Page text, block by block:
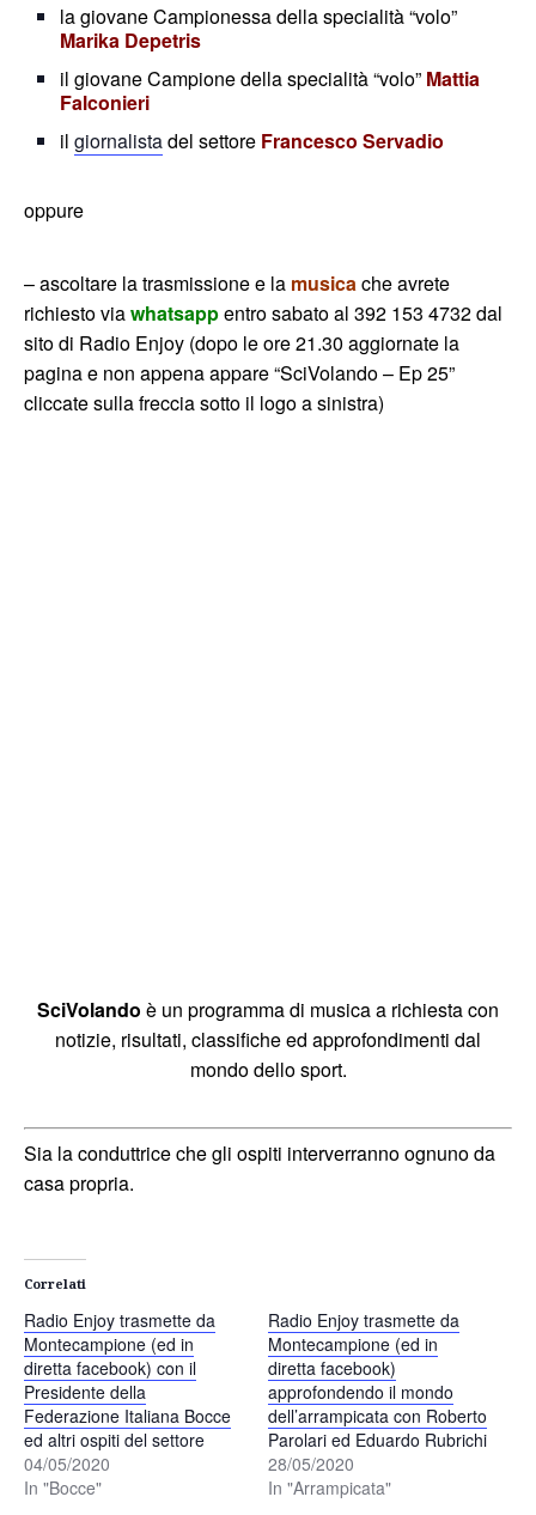
la giovane Campionessa della specialità “volo”
Marika Depetris
il giovane Campione della specialità “volo” Mattia
Falconieri
il giornalistadel settore Francesco Servadio
oppure
– ascoltare la trasmissione e la musica che avrete
richiesto viawhatsappentro sabato al 392 153 4732 dal
sito di Radio Enjoy (dopo le ore 21.30 aggiornate la
pagina e non appena appare “SciVolando – Ep 25”
cliccate sulla freccia sotto il logo a sinistra)
SciVolando è un programma di musica a richiesta con
notizie, risultati, classifiche ed approfondimenti dal
mondo dello sport.
Sia la conduttrice che gli ospiti interverranno ognuno da
casa propria.
Correlati
Radio Enjoy trasmette da
Montecampione (ed in
diretta facebook) con il
Presidente della
Federazione Italiana Bocce
ed altri ospiti del settore
04/05/2020
In "Bocce"
Radio Enjoy trasmette da
Montecampione (ed in
diretta facebook)
approfondendo il mondo
dell’arrampicata con Roberto
Parolari ed Eduardo Rubrichi
28/05/2020
In "Arrampicata"